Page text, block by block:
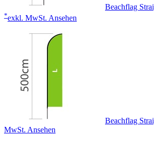
Beachflag
*exkl. MwSt. Ansehen
Beachflag
MwSt. Ansehen